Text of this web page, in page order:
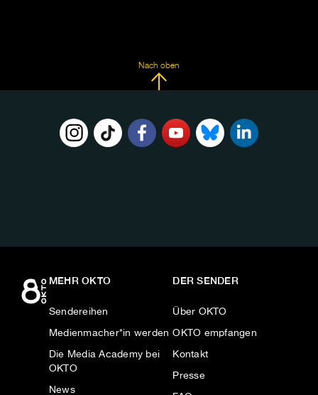
Nach oben
MEHR OKTO
Sendereihen
Medienmacher*in werden
Die Media Academy bei
OKTO
News
DER SENDER
Über OKTO
OKTO empfangen
Kontakt
Presse